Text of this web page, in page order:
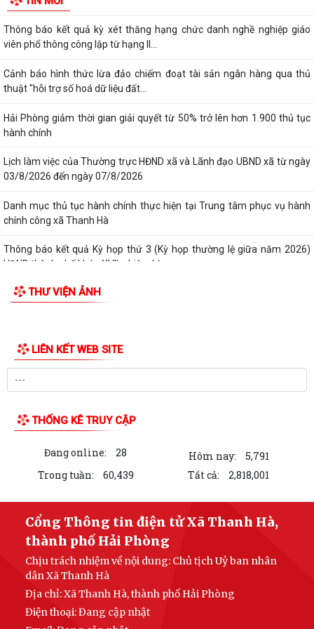
Thông báo kết quả kỳ xét thăng hạng chức danh nghề nghiệp giáo
viên phổ thông công lập từ hạng II...
Cảnh báo hình thức lừa đảo chiếm đoạt tài sản ngân hàng qua thủ
thuật "hỗi trợ số hoá dữ liệu đất...
Hải Phòng giảm thời gian giải quyết từ 50% trở lên hơn 1.900 thủ tục
hành chính
Lịch làm việc của Thường trực HĐND xã và Lãnh đạo UBND xã từ ngày
03/8/2026 đến ngày 07/8/2026
Danh mục thủ tục hành chính thực hiện tại Trung tâm phục vụ hành
chính công xã Thanh Hà
Thông báo kết quả Kỳ họp thứ 3 (Kỳ họp thường lệ giữa năm 2026)
HĐND thành phố khóa XVII, nhiệm kỳ...
Chương trình tặng hàng viện trợ cho phụ nữ xã Thanh Hà.
Đảng ủy xã Thanh Hà trao Huy hiệu 60 năm tuổi Đảng cho đảng viên
Mạc Đình Tường
bộ Hội cơ sở
Quy định mới về 19 điều đảng viên không được làm
Thông qua chính sách hỗ trợ người hoạt động không chuyên trách tại
Công an xã Thanh Hà xử phạt vi phạm hành chính 110 triệu đồng đối
với 7 cơ sở kinh doanh có điều...
Hội nghị toàn quốc nghiên cứu, học tập, quán triệt và triển khai thực
hiện Nghị quyết Hội nghị lần...
Ban đại diện Hội đồng quản trị Ngân hàng Chính sách xã hội xã Thanh
THƯ VIỆN ẢNH
LIÊN KẾT WEB SITE
THỐNG KÊ TRUY CẬP